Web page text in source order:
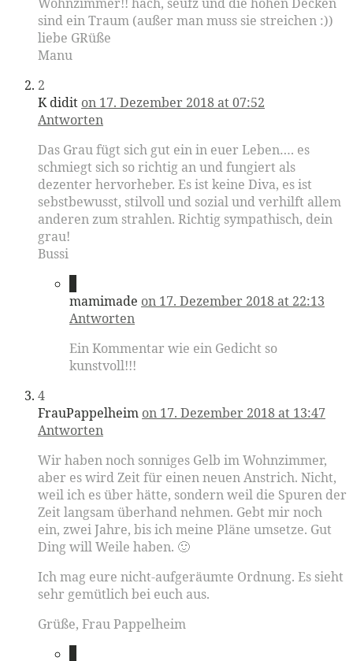
sind ein Traum (außer man muss sie streichen :))
liebe GRüße
Manu
2
K didit on 17. Dezember 2018 at 07:52
Antworten
Das Grau fügt sich gut ein in euer Leben…. es
schmiegt sich so richtig an und fungiert als
dezenter hervorheber. Es ist keine Diva, es ist
sebstbewusst, stilvoll und sozial und verhilft allem
anderen zum strahlen. Richtig sympathisch, dein
grau!
Bussi
mamimade on 17. Dezember 2018 at 22:13
Antworten
Ein Kommentar wie ein Gedicht so
kunstvoll!!!
4
FrauPappelheim on 17. Dezember 2018 at 13:47
Antworten
Wir haben noch sonniges Gelb im Wohnzimmer,
aber es wird Zeit für einen neuen Anstrich. Nicht,
weil ich es über hätte, sondern weil die Spuren der
Zeit langsam überhand nehmen. Gebt mir noch
ein, zwei Jahre, bis ich meine Pläne umsetze. Gut
Ding will Weile haben. 🙂
Ich mag eure nicht-aufgeräumte Ordnung. Es sieht
sehr gemütlich bei euch aus.
Grüße, Frau Pappelheim